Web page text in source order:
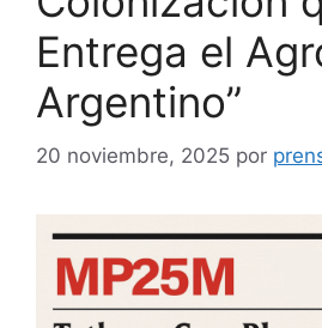
Entrega el
Argentino”
20 noviembre, 2025 por